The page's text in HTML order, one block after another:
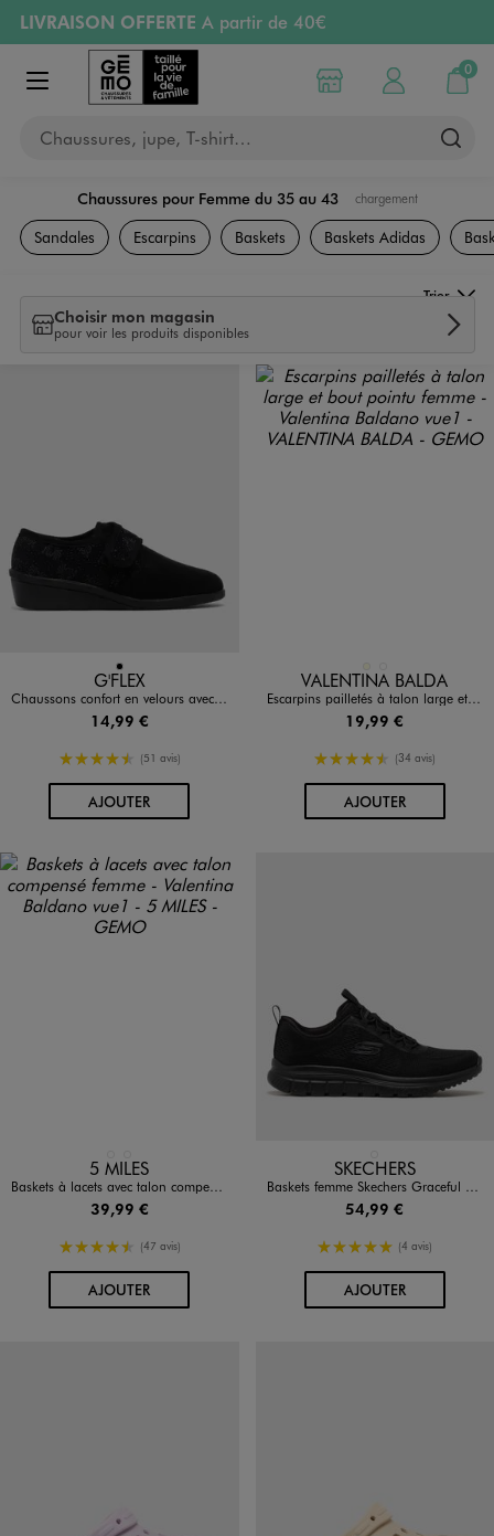
Aller au contenu principal
Aller à la navigation
LIVRAISON OFFERTE A partir de 40€
RETRAIT ET LIVRAISON OFFERTE
en magasin
PAYEZ EN 3x SANS FRAIS
Retours OFFERTS
pendant 30 jours
Afficher le menu
Chaussures, jupe, T-shirt…
Choisir mon magasin
Mon compte
0
Mon
Chaussures pour Femme du 35 au 43 chargement
Chaussures
Sandales Escarpins Baskets Baskets Adidas
Choisir mon magasin
pour voir les produits disponibles
Trier
Disponible en 1 coloris
NOIR
G'FLEX
Chaussons confort en velours avec fermeture scratch femme
14,99 €
4.5/5 de moyenne
(51 avis)
AJOUTERAU PANIER
Disponible en 2 coloris
VALENTINA BALDA
Escarpins pailletés à talon large et bout pointu femme - Valentina Baldano
19,99 €
4.5/5 de moyenne
(34 avis)
AJOUTERAU PANIER
Disponible en 2 coloris
5 MILES
Baskets à lacets avec talon compensé femme - Valentina Baldano
39,99 €
4.5/5 de moyenne
(47 avis)
AJOUTERAU PANIER
Disponible en 1 coloris
SKECHERS
Baskets femme Skechers Graceful 4.0- Fast Chance
54,99 €
5/5 de moyenne
(4 avis)
AJOUTERAU PANIER